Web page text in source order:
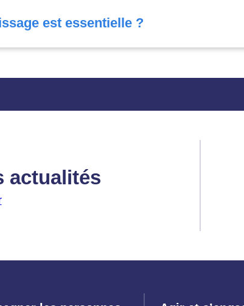
est essentielle ?
actualités